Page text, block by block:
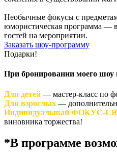
Необычные фокусы с
юмористическая программа —
гостей на мероприятии.
Заказать шоу-программу
Подарки!
При бронировании моего
Для детей — мастер-класс по
Для взрослых —
Индивидуальный ФОКУС-
виновника торжества!
*В программе